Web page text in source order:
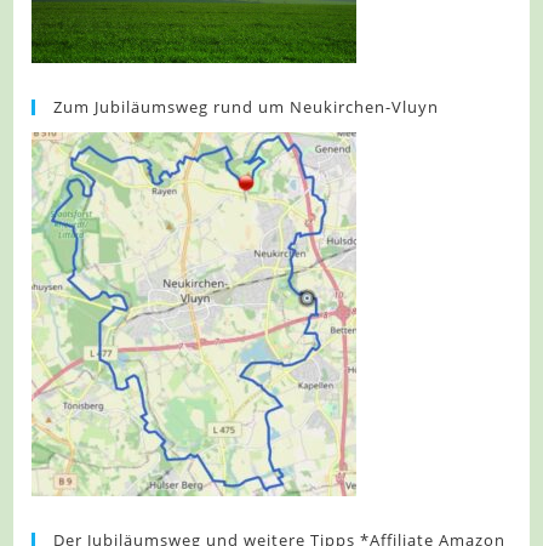
Zum Jubiläumsweg rund um Neukirchen-Vluyn
Der Jubiläumsweg und weitere Tipps *Affiliate Amazon